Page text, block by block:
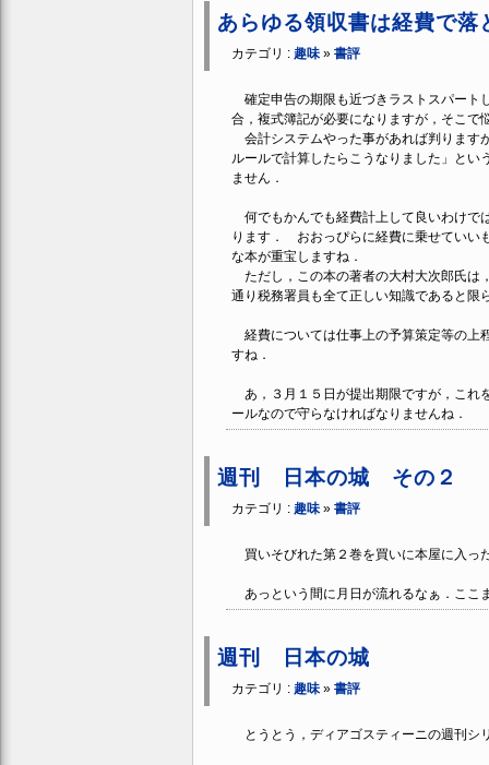
あらゆる領収書は経費で落
カテゴリ : 趣味» 書評
確定申告の期限も近づきラストスパート
合，複式簿記が必要になりますが，そこで
会計システムやった事があれば判ります
ルールで計算したらこうなりました」と
ません．
何でもかんでも経費計上して良いわけで
ります． おおっぴらに経費に乗せていい
な本が重宝しますね．
ただし，この本の著者の大村大次郎氏は
通り税務署員も全て正しい知識であると限
経費については仕事上の予算策定等の上
すね．
あ，３月１５日が提出期限ですが，これ
ールなので守らなければなりませんね．
週刊 日本の城 その２
カテゴリ : 趣味» 書評
買いそびれた第２巻を買いに本屋に入っ
あっという間に月日が流れるなぁ．ここ
週刊 日本の城
カテゴリ : 趣味» 書評
とうとう，ディアゴスティーニの週刊シ